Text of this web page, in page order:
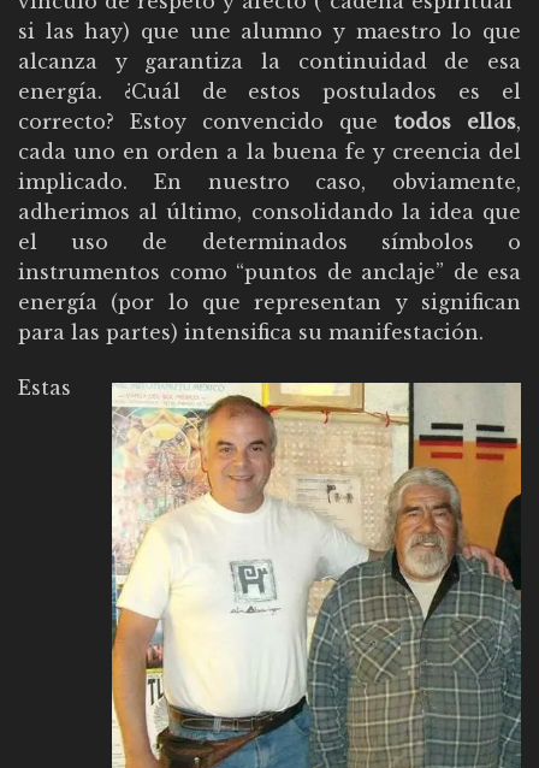
si las hay) que une alumno y maestro lo que
alcanza y garantiza la continuidad de esa
energía. ¿Cuál de estos postulados es el
correcto? Estoy convencido que todos ellos,
cada uno en orden a la buena fe y creencia del
implicado. En nuestro caso, obviamente,
adherimos al último, consolidando la idea que
el uso de determinados símbolos o
instrumentos como “puntos de anclaje” de esa
energía (por lo que representan y significan
para las partes) intensifica su manifestación.
Estas